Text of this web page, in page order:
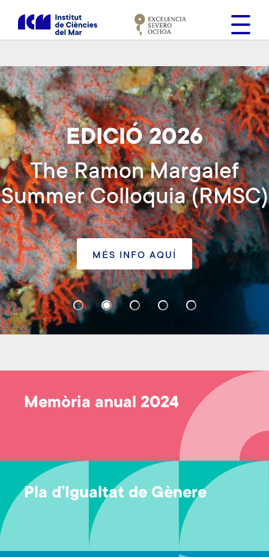
s
l
c
n
t
i
n
g
u
t
EDICIÓ 2026
The Ramon Margalef
Summer Colloquia (RMSC)
MÉS INFO AQUÍ
Memòria anual 2024
Pla d’Igualtat de Gènere